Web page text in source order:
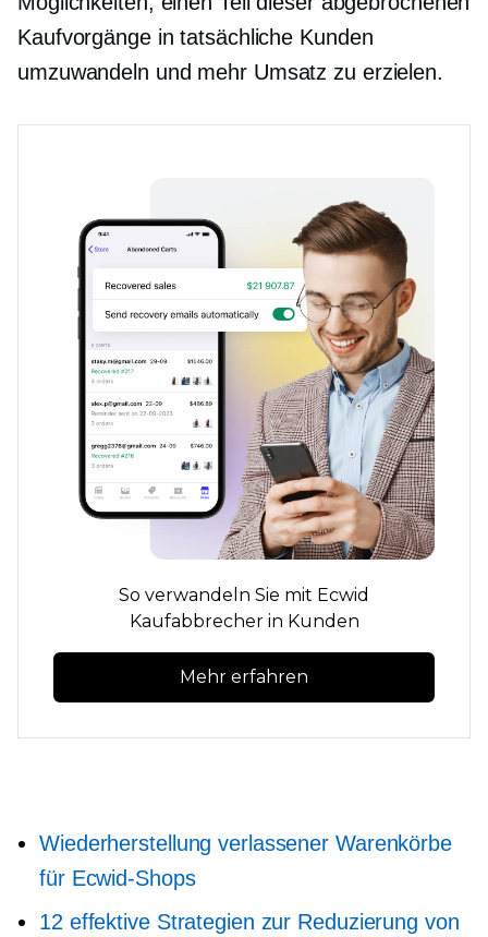
Kaufvorgänge in tatsächliche Kunden
umzuwandeln und mehr Umsatz zu erzielen.
So verwandeln Sie mit Ecwid
Kaufabbrecher in Kunden
Mehr erfahren
Wiederherstellung verlassener Warenkörbe
für Ecwid-Shops
12 effektive Strategien zur Reduzierung von